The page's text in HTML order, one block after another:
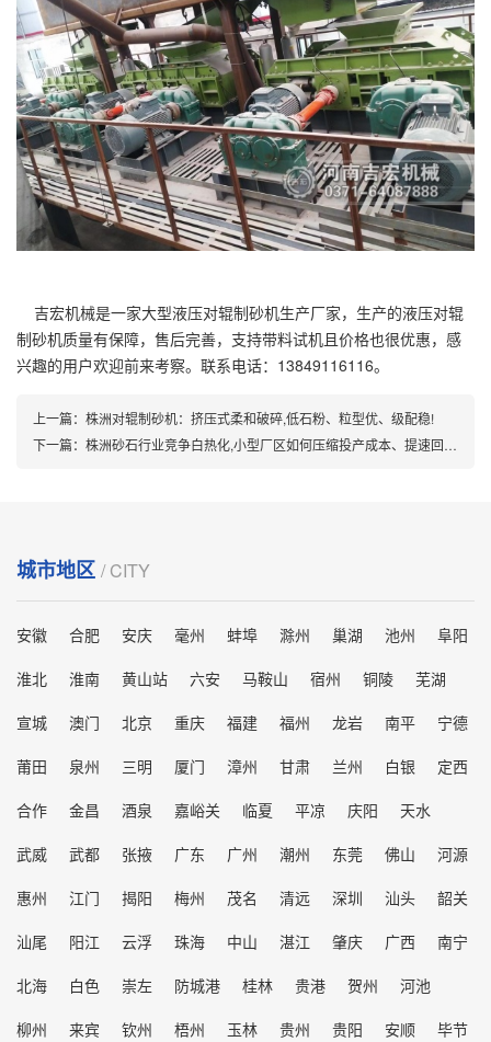
吉宏机械是一家大型液压对辊制砂机生产厂家，生产的液压对辊
制砂机质量有保障，售后完善，支持带料试机且价格也很优惠，感
兴趣的用户欢迎前来考察。联系电话：13849116116。
上一篇： 株洲对辊制砂机：挤压式柔和破碎,低石粉、粒型优、级配稳!
下一篇： 株洲砂石行业竞争白热化,小型厂区如何压缩投产成本、提速回款？双辊破碎机成为破局关键!
城市地区 / CITY
安徽 合肥 安庆 毫州 蚌埠 滁州 巢湖 池州
阜阳
淮北
淮南 黄山站 六安 马鞍山 宿州 铜陵
芜湖
宣城
澳门 北京 重庆 福建 福州 龙岩 南平
宁德
莆田
泉州 三明 厦门 漳州 甘肃 兰州 白银
定西
合作
金昌 酒泉 嘉峪关 临夏 平凉 庆阳
天水
武威
武都 张掖 广东 广州 潮州 东莞 佛山
河源
惠州
江门 揭阳 梅州 茂名 清远 深圳 汕头
韶关
汕尾
阳江 云浮 珠海 中山 湛江 肇庆 广西
南宁
北海
白色 崇左 防城港 桂林 贵港 贺州
河池
柳州
来宾 钦州 梧州 玉林 贵州 贵阳 安顺
毕节